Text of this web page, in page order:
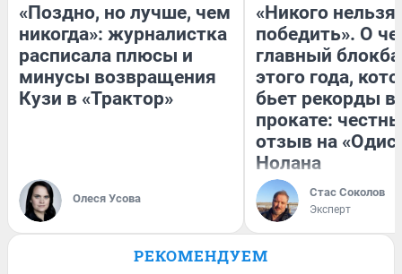
«Поздно, но лучше, чем
никогда»: журналистка
расписала плюсы и
минусы возвращения
Кузи в «Трактор»
Олеся Усова
«Никого нельзя
победить». О
главный
этого года,
бьет рекорды в
прокате:
отзыв на
Нолана
Стас Соколов
Эксперт
РЕКОМЕНДУЕМ